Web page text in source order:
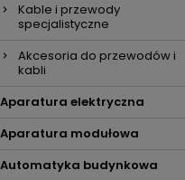
Kable i przewody
specjalistyczne
Akcesoria do przewodów i
kabli
Aparatura elektryczna
Aparatura modułowa
Automatyka budynkowa